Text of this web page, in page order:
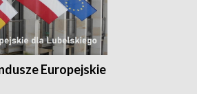
Europejskie